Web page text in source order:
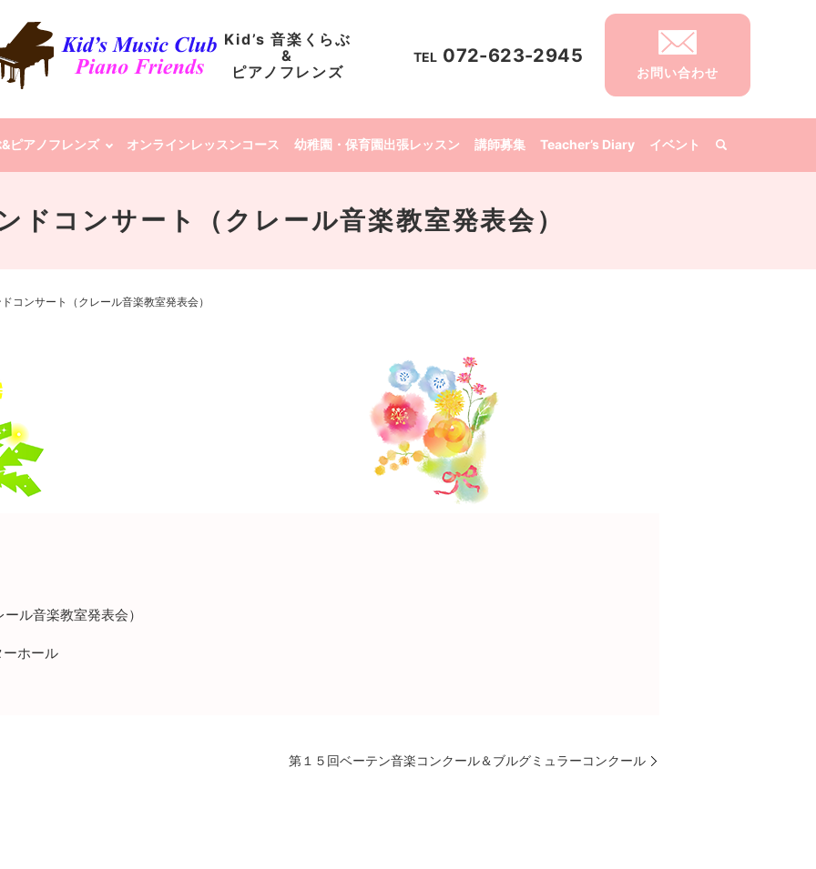
Kid’s 音楽くらぶ
&
ピアノフレンズ
ピアノフレンズ オンラインレッスンコース 幼稚園・保育園出張レッスン 講師募集 Teacher’s Diary イベント
TEL 072-623-2945
お問い合わせ
ドコンサート（クレール音楽教室発表会）
コンサート（クレール音楽教室発表会）
ル音楽教室発表会）
ホール
第１５回ベーテン音楽コンクール＆ブルグミュラーコンクール